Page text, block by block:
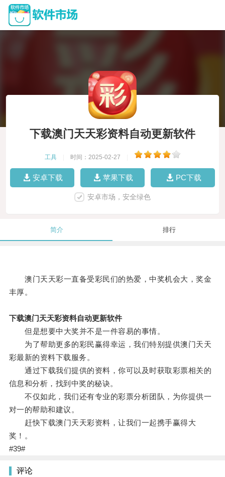
下载澳门天天彩资料自动更新软件
工具 时间：2025-02-27
安卓下载 苹果下载 PC下载
安卓市场，安全绿色
简介 排行
澳门天天彩一直备受彩民们的热爱，中奖机会大，奖金
丰厚。
下载澳门天天彩资料自动更新软件
但是想要中大奖并不是一件容易的事情。
为了帮助更多的彩民赢得幸运，我们特别提供澳门天天
彩最新的资料下载服务。
通过下载我们提供的资料，你可以及时获取彩票相关的
信息和分析，找到中奖的秘诀。
不仅如此，我们还有专业的彩票分析团队，为你提供一
对一的帮助和建议。
赶快下载澳门天天彩资料，让我们一起携手赢得大
奖！。
#39#
评论